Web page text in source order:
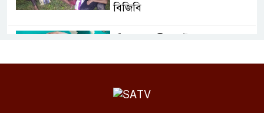
বিজিবি
বগুড়ায় দুই ট্রাকের সংঘর্ষে নিহত ২,